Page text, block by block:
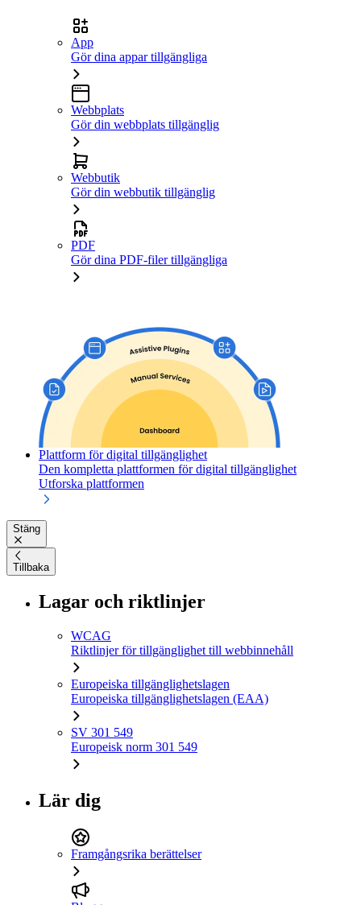
App
Gör dina appar tillgängliga
Webbplats
Gör din webbplats tillgänglig
Webbutik
Gör din webbutik tillgänglig
PDF
Gör dina PDF-filer tillgängliga
Plattform för digital tillgänglighet
Den kompletta plattformen för digital tillgänglighet
Utforska plattformen
Stäng
Tillbaka
Lagar och riktlinjer
WCAG
Riktlinjer för tillgänglighet till webbinnehåll
Europeiska tillgänglighetslagen
Europeiska tillgänglighetslagen (EAA)
SV 301 549
Europeisk norm 301 549
Lär dig
Framgångsrika berättelser